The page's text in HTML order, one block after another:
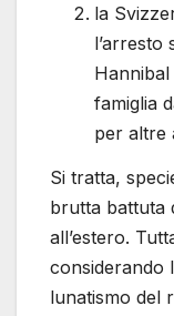
la
l’arresto
famiglia
per altre
Si tratta,
brutta battuta
all’estero.
considerando
lunatismo del